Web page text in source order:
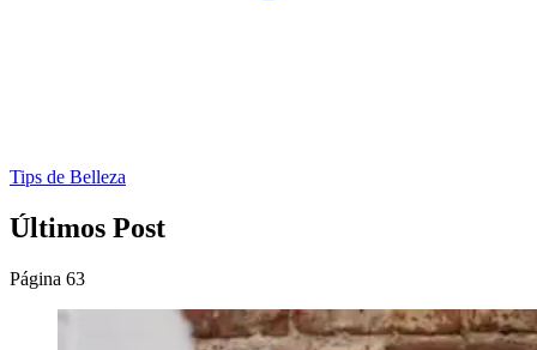
Tips de Belleza
Últimos Post
Página 63